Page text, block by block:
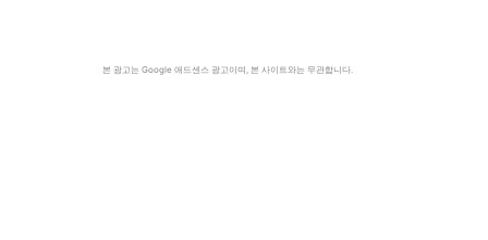
본 광고는 Google 애드센스 광고이며, 본 사이트와는 무관합니다.